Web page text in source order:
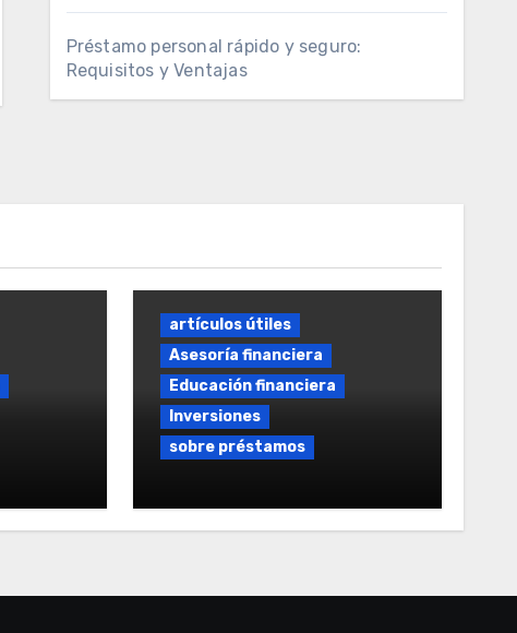
Préstamo personal rápido y seguro:
Requisitos y Ventajas
artículos útiles
Asesoría financiera
Educación financiera
Inversiones
sobre préstamos
intereses: Guía Completa